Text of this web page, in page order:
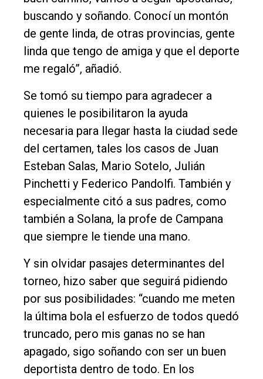
buscando y soñando. Conocí un montón
de gente linda, de otras provincias, gente
linda que tengo de amiga y que el deporte
me regaló”, añadió.
Se tomó su tiempo para agradecer a
quienes le posibilitaron la ayuda
necesaria para llegar hasta la ciudad sede
del certamen, tales los casos de Juan
Esteban Salas, Mario Sotelo, Julián
Pinchetti y Federico Pandolfi. También y
especialmente citó a sus padres, como
también a Solana, la profe de Campana
que siempre le tiende una mano.
Y sin olvidar pasajes determinantes del
torneo, hizo saber que seguirá pidiendo
por sus posibilidades: “cuando me meten
la última bola el esfuerzo de todos quedó
truncado, pero mis ganas no se han
apagado, sigo soñando con ser un buen
deportista dentro de todo. En los